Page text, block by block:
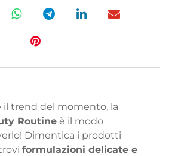
il trend del momento, la
Routine è il modo
Dimentica i prodotti
formulazioni delicate e